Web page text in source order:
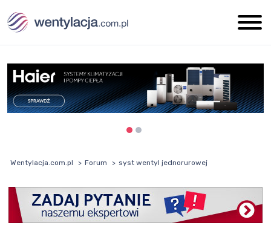
Wentylacja.com.pl Forum syst wentyl jednorurowej